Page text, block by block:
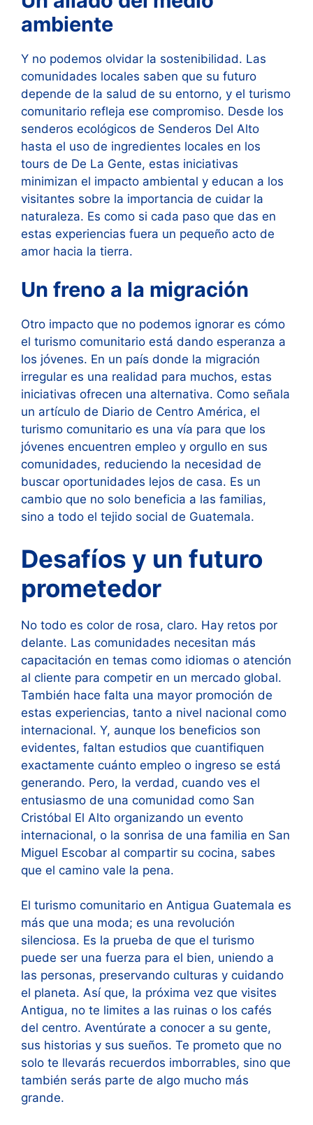
ambiente
Y no podemos olvidar la sostenibilidad. Las
comunidades locales saben que su futuro
depende de la salud de su entorno, y el turismo
comunitario refleja ese compromiso. Desde los
senderos ecológicos de Senderos Del Alto
hasta el uso de ingredientes locales en los
tours de De La Gente, estas iniciativas
minimizan el impacto ambiental y educan a los
visitantes sobre la importancia de cuidar la
naturaleza. Es como si cada paso que das en
estas experiencias fuera un pequeño acto de
amor hacia la tierra.
Un freno a la migración
Otro impacto que no podemos ignorar es cómo
el turismo comunitario está dando esperanza a
los jóvenes. En un país donde la migración
irregular es una realidad para muchos, estas
iniciativas ofrecen una alternativa. Como señala
un artículo de Diario de Centro América, el
turismo comunitario es una vía para que los
jóvenes encuentren empleo y orgullo en sus
comunidades, reduciendo la necesidad de
buscar oportunidades lejos de casa. Es un
cambio que no solo beneficia a las familias,
sino a todo el tejido social de Guatemala.
Desafíos y un futuro
prometedor
No todo es color de rosa, claro. Hay retos por
delante. Las comunidades necesitan más
capacitación en temas como idiomas o atención
al cliente para competir en un mercado global.
También hace falta una mayor promoción de
estas experiencias, tanto a nivel nacional como
internacional. Y, aunque los beneficios son
evidentes, faltan estudios que cuantifiquen
exactamente cuánto empleo o ingreso se está
generando. Pero, la verdad, cuando ves el
entusiasmo de una comunidad como San
Cristóbal El Alto organizando un evento
internacional, o la sonrisa de una familia en San
Miguel Escobar al compartir su cocina, sabes
que el camino vale la pena.
El turismo comunitario en Antigua Guatemala es
más que una moda; es una revolución
silenciosa. Es la prueba de que el turismo
puede ser una fuerza para el bien, uniendo a
las personas, preservando culturas y cuidando
el planeta. Así que, la próxima vez que visites
Antigua, no te limites a las ruinas o los cafés
del centro. Aventúrate a conocer a su gente,
sus historias y sus sueños. Te prometo que no
solo te llevarás recuerdos imborrables, sino que
también serás parte de algo mucho más
grande.